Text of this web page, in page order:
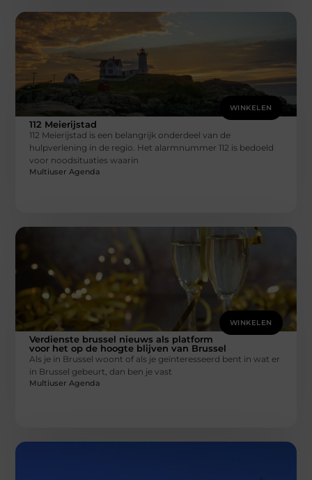
WINKELEN
112 Meierijstad
112 Meierijstad is een belangrijk onderdeel van de
hulpverlening in de regio. Het alarmnummer 112 is bedoeld
voor noodsituaties waarin
Multiuser Agenda
WINKELEN
Verdienste brussel nieuws als platform
voor het op de hoogte blijven van Brussel
Als je in Brussel woont of als je geïnteresseerd bent in wat er
in Brussel gebeurt, dan ben je vast
Multiuser Agenda